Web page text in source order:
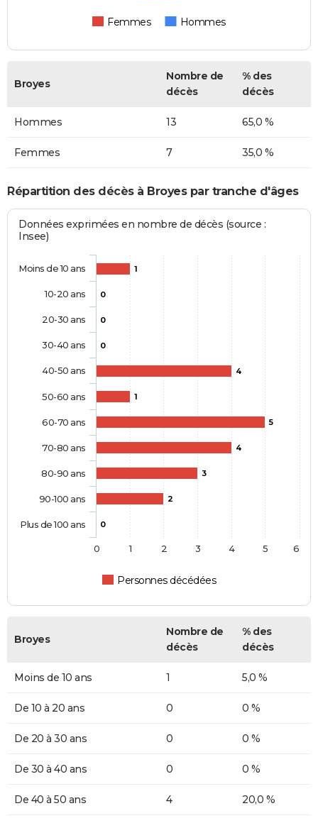
Femmes Hommes
Broyes
Nombre de
décès
% des
décès
Hommes 13 65,0 %
Femmes 7 35,0 %
Répartition des décès à Broyes par tranche d'âges
Données exprimées en nombre de décès (source :
Insee)
1
0
0
0
4
1
5
4
3
2
0
Personnes décédées
Moins de 10 ans
10-20 ans
20-30 ans
30-40 ans
40-50 ans
50-60 ans
60-70 ans
70-80 ans
80-90 ans
90-100 ans
Plus de 100 ans
0 1 2 3 4 5 6
Broyes
Nombre de
décès
% des
décès
Moins de 10 ans 1 5,0 %
De 10 à 20 ans 0 0 %
De 20 à 30 ans 0 0 %
De 30 à 40 ans 0 0 %
De 40 à 50 ans 4 20,0 %